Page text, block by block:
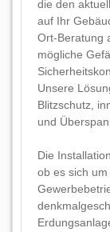
die den
auf Ihr
Ort-Beratung
mögliche
Unsere
Blitzschutz,
und
Die
ob es sich